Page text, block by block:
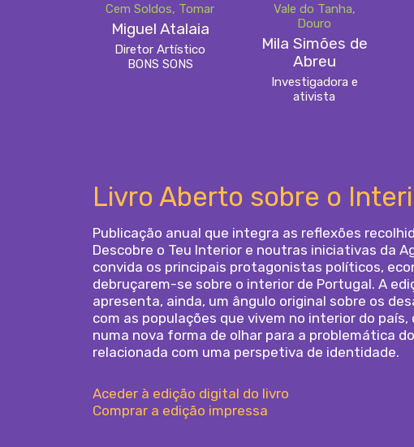
Cem Soldos, Tomar
Miguel Atalaia
Diretor Artístico
BONS SONS
Vale do Tanha,
Douro
Mila Simões de
Abreu
Investigadora e
ativista
Livro Aberto sobre o
Publicação anual que integra as reflexões
Descobre o Teu Interior e noutras iniciativas da
convida os principais protagonistas políticos,
debruçarem-se sobre o interior de Portugal. A
apresenta, ainda, um ângulo original sobre os
com as populações que vivem no interior do
numa nova forma de olhar para a problemática
relacionada com uma perspetiva de identidade.
Aceder à edição digital do livro
Comprar a edição impressa